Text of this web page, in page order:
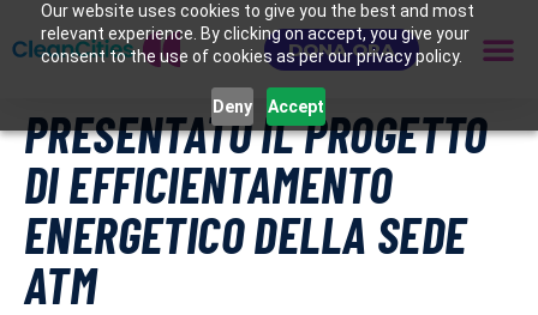
Our website uses cookies to give you the best and most
relevant experience. By clicking on accept, you give your
consent to the use of cookies as per our privacy policy.
Deny Accept
DONA ORA
PRESENTATO IL PROGETTO
DI EFFICIENTAMENTO
ENERGETICO DELLA SEDE
ATM